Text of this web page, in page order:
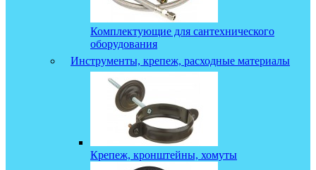
Комплектующие для сантехнического
оборудования
Инструменты, крепеж, расходные материалы
Крепеж, кронштейны, хомуты